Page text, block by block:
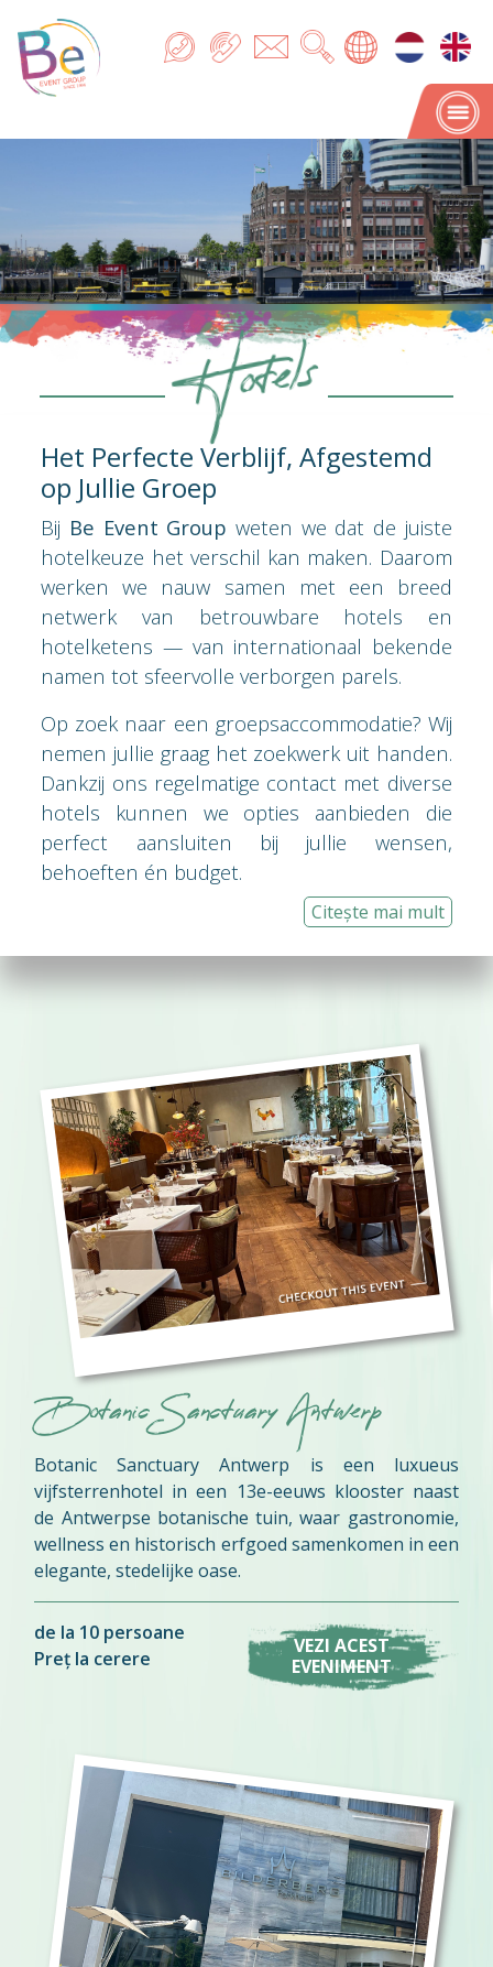
Hotels
Hotels
Het Perfecte Verblijf, Afgestemd
op Jullie Groep
Bij Be Event Group weten we dat de juiste
hotelkeuze het verschil kan maken. Daarom
werken we nauw samen met een breed
netwerk van betrouwbare hotels en
hotelketens — van internationaal bekende
namen tot sfeervolle verborgen parels.
Op zoek naar een groepsaccommodatie? Wij
nemen jullie graag het zoekwerk uit handen.
Dankzij ons regelmatige contact met diverse
hotels kunnen we opties aanbieden die
perfect aansluiten bij jullie wensen,
behoeften én budget.
Citește mai mult
Botanic Sanctuary Antwerp
Botanic Sanctuary Antwerp is een luxueus
vijfsterrenhotel in een 13e-eeuws klooster naast
de Antwerpse botanische tuin, waar gastronomie,
wellness en historisch erfgoed samenkomen in een
elegante, stedelijke oase.
de la 10 persoane
Preț la cerere
VEZI ACEST
EVENIMENT